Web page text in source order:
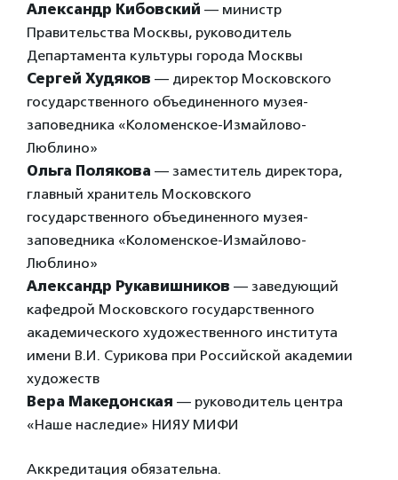
Александр Кибовский — министр
Правительства Москвы, руководитель
Департамента культуры города Москвы
Сергей Худяков — директор Московского
государственного объединенного музея-
заповедника «Коломенское-Измайлово-
Люблино»
Ольга Полякова — заместитель директора,
главный хранитель Московского
государственного объединенного музея-
заповедника «Коломенское-Измайлово-
Люблино»
Александр Рукавишников — заведующий
кафедрой Московского государственного
академического художественного института
имени В.И. Сурикова при Российской академии
художеств
Вера Македонская — руководитель центра
«Наше наследие» НИЯУ МИФИ
Аккредитация обязательна.